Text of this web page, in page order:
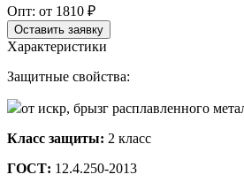
Опт: от 1810 ₽
Оставить заявку
Характеристики
Защитные свойства:
от искр, брызг расплавленного
Класс защиты: 2 класс
ГОСТ: 12.4.250-2013